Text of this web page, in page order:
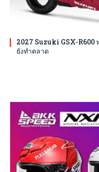
2027 Suzuki GSX-R600
ยังทำตลาด